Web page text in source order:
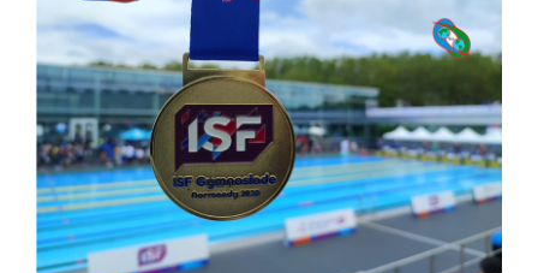
РЕЗУЛЬТАТЫ
КОНТАКТЫ